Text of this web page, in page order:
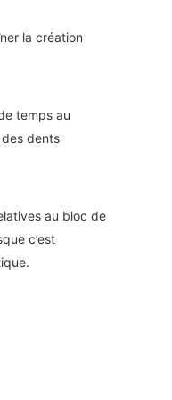
la création
temps au
dents
au bloc de
c’est